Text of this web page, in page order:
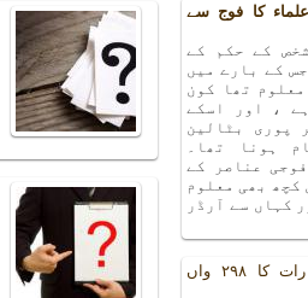
کا فوج سے
کے حکم کے
کے بارے میں
معلوم تھا کون
، اور اسکے
پوری بٹالین
ہونا تھا۔
عناصر کے
کچھ بھی معلوم
کہاں سے آرڈر
یادوں بھری رات کا ۲۹۸ واں